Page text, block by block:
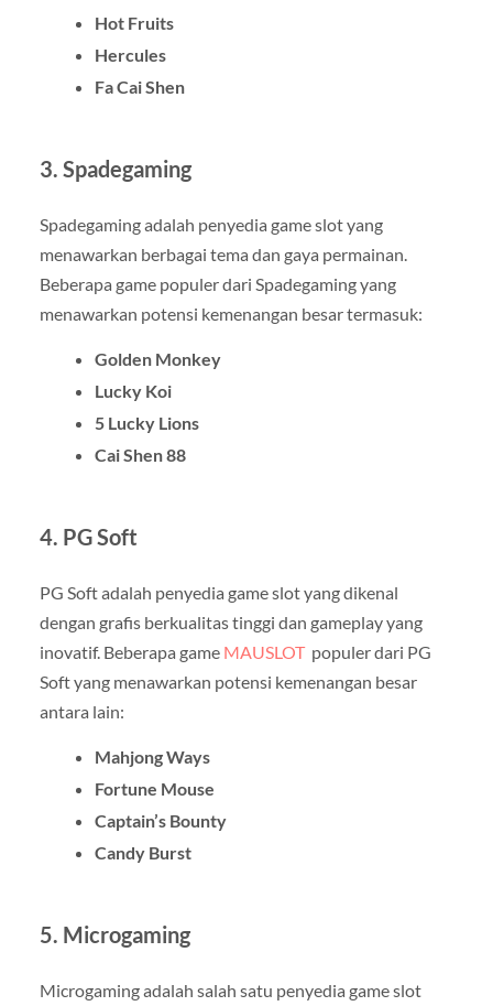
Hot Fruits
Hercules
Fa Cai Shen
3. Spadegaming
Spadegaming adalah penyedia game slot yang
menawarkan berbagai tema dan gaya permainan.
Beberapa game populer dari Spadegaming yang
menawarkan potensi kemenangan besar termasuk:
Golden Monkey
Lucky Koi
5 Lucky Lions
Cai Shen 88
4. PG Soft
PG Soft adalah penyedia game slot yang dikenal
dengan grafis berkualitas tinggi dan gameplay yang
inovatif. Beberapa game MAUSLOTpopuler dari PG
Soft yang menawarkan potensi kemenangan besar
antara lain:
Mahjong Ways
Fortune Mouse
Captain’s Bounty
Candy Burst
5. Microgaming
Microgaming adalah salah satu penyedia game slot